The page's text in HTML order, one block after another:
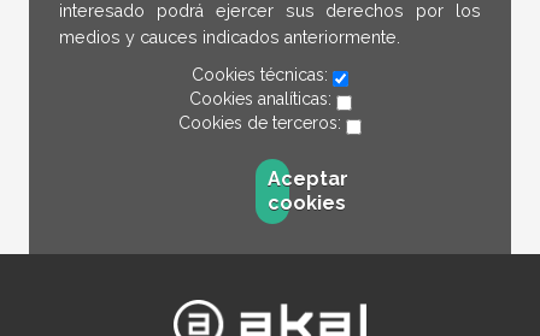
interesado podrá ejercer sus derechos por los
medios y cauces indicados anteriormente.
Cookies técnicas:
Cookies analíticas:
Cookies de terceros:
Aceptar
cookies